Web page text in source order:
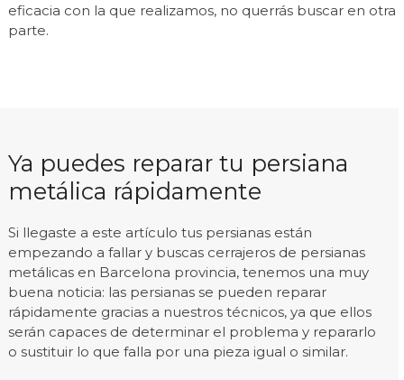
eficacia con la que realizamos, no querrás buscar en otra
parte.
Ya puedes reparar tu persiana
metálica rápidamente
Si llegaste a este artículo tus persianas están
empezando a fallar y buscas cerrajeros de persianas
metálicas en Barcelona provincia, tenemos una muy
buena noticia: las persianas se pueden reparar
rápidamente gracias a nuestros técnicos, ya que ellos
serán capaces de determinar el problema y repararlo
o sustituir lo que falla por una pieza igual o similar.